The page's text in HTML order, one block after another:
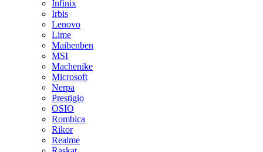
Infinix
Irbis
Lenovo
Lime
Maibenben
MSI
Machenike
Microsoft
Nerpa
Prestigio
OSIO
Rombica
Rikor
Realme